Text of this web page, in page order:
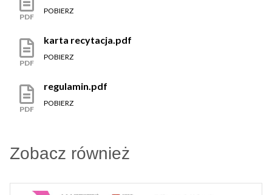
PDF
POBIERZ
PDF
karta recytacja.pdf
POBIERZ
PDF
regulamin.pdf
POBIERZ
Zobacz również